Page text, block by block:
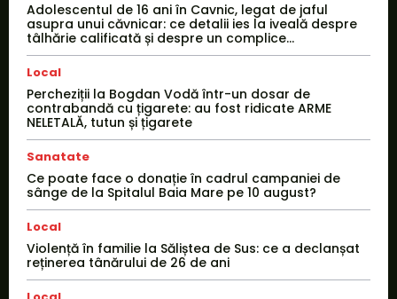
Adolescentul de 16 ani în Cavnic, legat de jaful
asupra unui căvnicar: ce detalii ies la iveală despre
tâlhărie calificată și despre un complice...
Local
Percheziții la Bogdan Vodă într-un dosar de
contrabandă cu țigarete: au fost ridicate ARME
NELETALĂ, tutun și țigarete
Sanatate
Ce poate face o donație în cadrul campaniei de
sânge de la Spitalul Baia Mare pe 10 august?
Local
Violență în familie la Săliștea de Sus: ce a declanșat
reținerea tânărului de 26 de ani